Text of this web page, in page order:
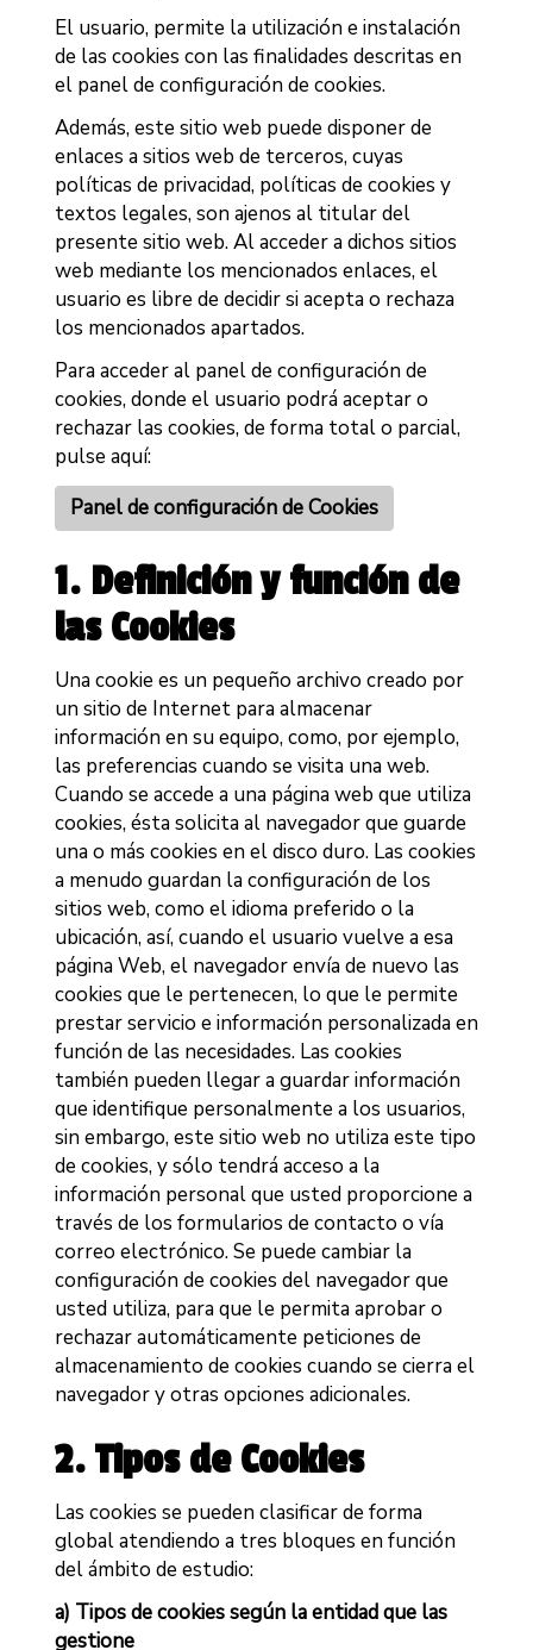
El usuario, permite la utilización e instalación
de las cookies con las finalidades descritas en
el panel de configuración de cookies.
Además, este sitio web puede disponer de
enlaces a sitios web de terceros, cuyas
políticas de privacidad, políticas de cookies y
textos legales, son ajenos al titular del
presente sitio web. Al acceder a dichos sitios
web mediante los mencionados enlaces, el
usuario es libre de decidir si acepta o rechaza
los mencionados apartados.
Para acceder al panel de configuración de
cookies, donde el usuario podrá aceptar o
rechazar las cookies, de forma total o parcial,
pulse aquí:
Panel de configuración de Cookies
1. Definición y función de
las Cookies
Una cookie es un pequeño archivo creado por
un sitio de Internet para almacenar
información en su equipo, como, por ejemplo,
las preferencias cuando se visita una web.
Cuando se accede a una página web que utiliza
cookies, ésta solicita al navegador que guarde
una o más cookies en el disco duro. Las cookies
a menudo guardan la configuración de los
sitios web, como el idioma preferido o la
ubicación, así, cuando el usuario vuelve a esa
página Web, el navegador envía de nuevo las
cookies que le pertenecen, lo que le permite
prestar servicio e información personalizada en
función de las necesidades. Las cookies
también pueden llegar a guardar información
que identifique personalmente a los usuarios,
sin embargo, este sitio web no utiliza este tipo
de cookies, y sólo tendrá acceso a la
información personal que usted proporcione a
través de los formularios de contacto o vía
correo electrónico. Se puede cambiar la
configuración de cookies del navegador que
usted utiliza, para que le permita aprobar o
rechazar automáticamente peticiones de
almacenamiento de cookies cuando se cierra el
navegador y otras opciones adicionales.
2. Tipos de Cookies
Las cookies se pueden clasificar de forma
global atendiendo a tres bloques en función
del ámbito de estudio:
a) Tipos de cookies según la entidad que las
gestione